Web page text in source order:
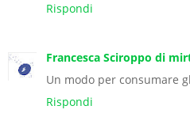
Rispondi
Francesca Sciroppo di
Un modo per consumare
Rispondi